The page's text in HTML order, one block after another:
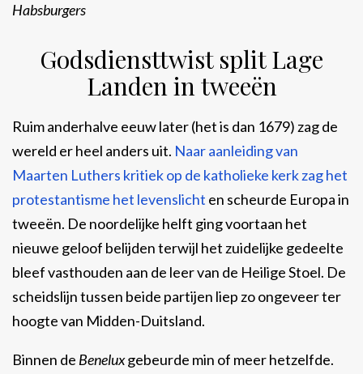
Habsburgers
Godsdiensttwist split Lage
Landen in tweeën
Ruim anderhalve eeuw later (het is dan 1679) zag de
wereld er heel anders uit. Naar aanleiding van
Maarten Luthers kritiek op de katholieke kerk zag het
protestantisme het levenslicht en scheurde Europa in
tweeën. De noordelijke helft ging voortaan het
nieuwe geloof belijden terwijl het zuidelijke gedeelte
bleef vasthouden aan de leer van de Heilige Stoel. De
scheidslijn tussen beide partijen liep zo ongeveer ter
hoogte van Midden-Duitsland.
Binnen de Beneluxgebeurde min of meer hetzelfde.